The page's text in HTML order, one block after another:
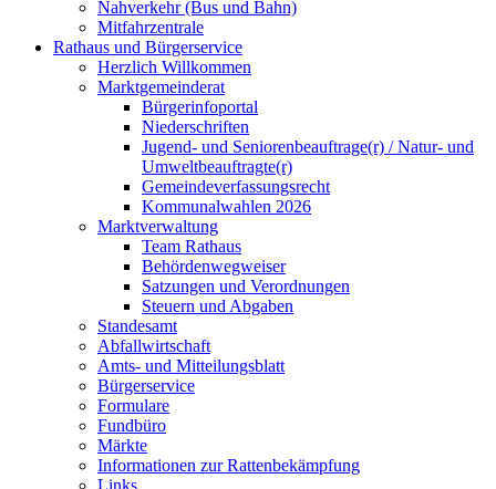
Nahverkehr (Bus und Bahn)
Mitfahrzentrale
Rathaus und Bürgerservice
Herzlich Willkommen
Marktgemeinderat
Bürgerinfoportal
Niederschriften
Jugend- und Seniorenbeauftrage(r) / Natur- und
Umweltbeauftragte(r)
Gemeindeverfassungsrecht
Kommunalwahlen 2026
Marktverwaltung
Team Rathaus
Behördenwegweiser
Satzungen und Verordnungen
Steuern und Abgaben
Standesamt
Abfallwirtschaft
Amts- und Mitteilungsblatt
Bürgerservice
Formulare
Fundbüro
Märkte
Informationen zur Rattenbekämpfung
Links